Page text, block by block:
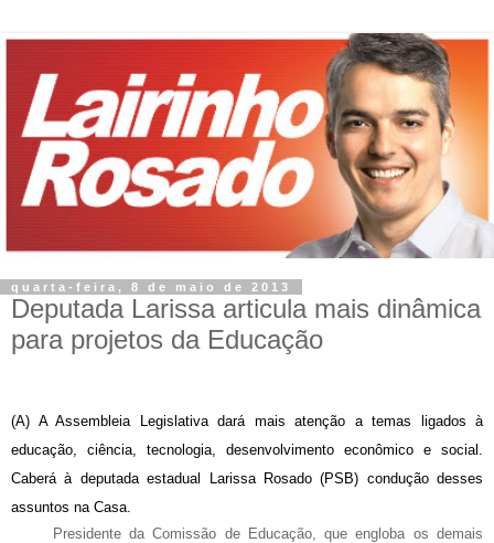
quarta-feira, 8 de maio de 2013
Deputada Larissa articula mais dinâmica
para projetos da Educação
(A) A Assembleia Legislativa dará mais atenção a temas ligados à
educação, ciência, tecnologia, desenvolvimento econômico e social.
Caberá à deputada estadual Larissa Rosado (PSB) condução desses
assuntos na Casa.
Presidente da Comissão de Educação, que engloba os demais